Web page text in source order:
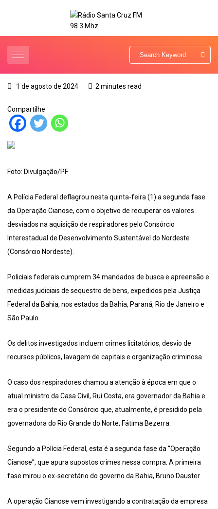
1 de agosto de 2024 2 minutes read
Compartilhe
Foto: Divulgação/PF
A Polícia Federal deflagrou nesta quinta-feira (1) a segunda fase
da Operação Cianose, com o objetivo de recuperar os valores
desviados na aquisição de respiradores pelo Consórcio
Interestadual de Desenvolvimento Sustentável do Nordeste
(Consórcio Nordeste).
Policiais federais cumprem 34 mandados de busca e apreensão e
medidas judiciais de sequestro de bens, expedidos pela Justiça
Federal da Bahia, nos estados da Bahia, Paraná, Rio de Janeiro e
São Paulo.
Os delitos investigados incluem crimes licitatórios, desvio de
recursos públicos, lavagem de capitais e organização criminosa.
O caso dos respiradores chamou a atenção à época em que o
atual ministro da Casa Civil, Rui Costa, era governador da Bahia e
era o presidente do Consórcio que, atualmente, é presidido pela
governadora do Rio Grande do Norte, Fátima Bezerra.
Segundo a Polícia Federal, esta é a segunda fase da “Operação
Cianose”, que apura supostos crimes nessa compra. A primeira
fase mirou o ex-secretário do governo da Bahia, Bruno Dauster.
A operação Cianose vem investigando a contratação da empresa